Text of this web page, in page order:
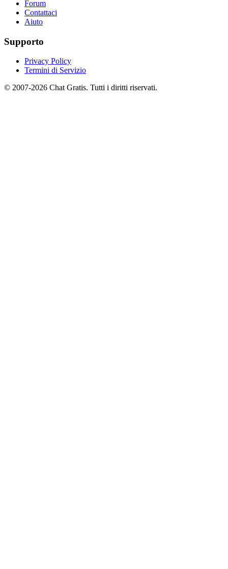
Forum
Contattaci
Aiuto
Supporto
Privacy Policy
Termini di Servizio
© 2007-2026 Chat Gratis. Tutti i diritti riservati.